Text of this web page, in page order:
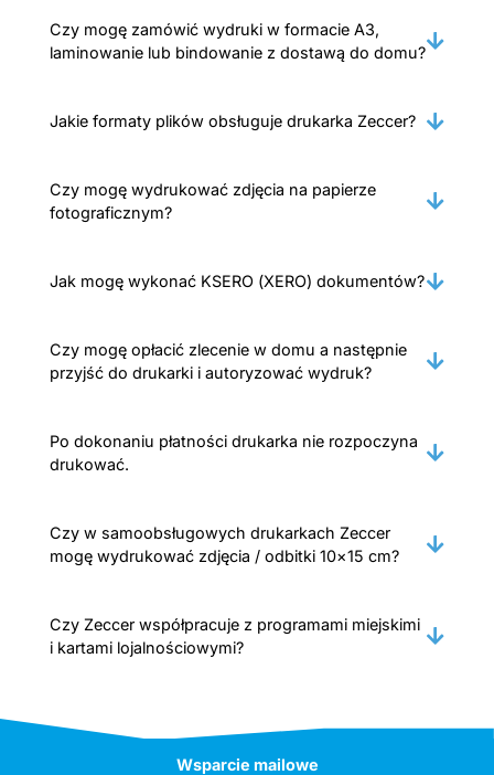
Czy mogę zamówić wydruki w formacie A3,
laminowanie lub bindowanie z dostawą do domu?
Jakie formaty plików obsługuje drukarka Zeccer?
Czy mogę wydrukować zdjęcia na papierze
fotograficznym?
Jak mogę wykonać KSERO (XERO) dokumentów?
Czy mogę opłacić zlecenie w domu a następnie
przyjść do drukarki i autoryzować wydruk?
Po dokonaniu płatności drukarka nie rozpoczyna
drukować.
Czy w samoobsługowych drukarkach Zeccer
mogę wydrukować zdjęcia / odbitki 10×15 cm?
Czy Zeccer współpracuje z programami miejskimi
i kartami lojalnościowymi?
Wsparcie mailowe